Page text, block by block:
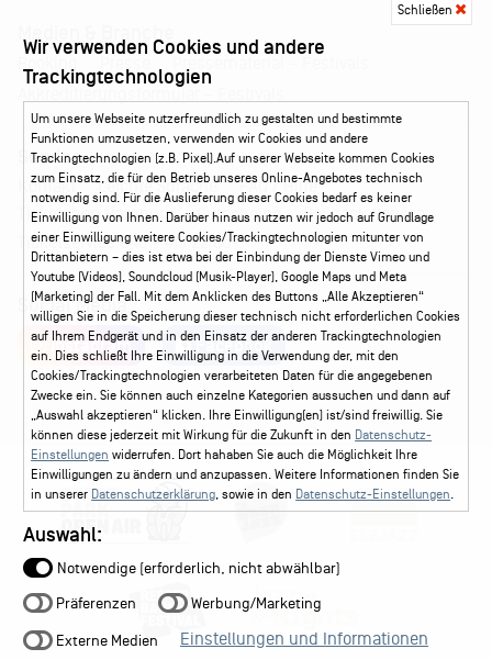
Service
Kontakt Leichte Sprache
FAQ / Hilfe
Ticketshop Hamburg
Gutscheine
Callback-Service
Ticketservice 040 - 413 22 60
Social Media
Instagram Facebook
Schließen
Wir verwenden Cookies und andere
Trackingtechnologien
Um unsere Webseite nutzerfreundlich zu gestalten und bestimmte
Funktionen umzusetzen, verwenden wir Cookies und andere
Trackingtechnologien (z.B. Pixel).Auf unserer Webseite kommen Cookies
zum Einsatz, die für den Betrieb unseres Online-Angebotes technisch
notwendig sind. Für die Auslieferung dieser Cookies bedarf es keiner
Einwilligung von Ihnen. Darüber hinaus nutzen wir jedoch auf Grundlage
einer Einwilligung weitere Cookies/Trackingtechnologien mitunter von
Drittanbietern – dies ist etwa bei der Einbindung der Dienste Vimeo und
Youtube (Videos), Soundcloud (Musik-Player), Google Maps und Meta
(Marketing) der Fall. Mit dem Anklicken des Buttons „Alle Akzeptieren“
willigen Sie in die Speicherung dieser technisch nicht erforderlichen Cookies
auf Ihrem Endgerät und in den Einsatz der anderen Trackingtechnologien
ein. Dies schließt Ihre Einwilligung in die Verwendung der, mit den
Cookies/Trackingtechnologien verarbeiteten Daten für die angegebenen
Zwecke ein. Sie können auch einzelne Kategorien aussuchen und dann auf
„Auswahl akzeptieren“ klicken. Ihre Einwilligung(en) ist/sind freiwillig. Sie
können diese jederzeit mit Wirkung für die Zukunft in den Datenschutz-
Einstellungen widerrufen. Dort hahaben Sie auch die Möglichkeit Ihre
Einwilligungen zu ändern und anzupassen. Weitere Informationen finden Sie
in unserer Datenschutzerklärung, sowie in den Datenschutz-Einstellungen.
Auswahl:
Notwendige (erforderlich, nicht abwählbar)
Präferenzen Werbung/Marketing
Externe Medien Einstellungen und Informationen